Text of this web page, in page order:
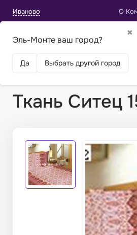
Иваново
✖
Эль-Монте ваш город?
Да Выбрать другой город
О
Ткань Ситец